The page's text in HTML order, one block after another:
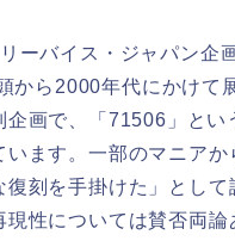
ーバイス・ジャパン企
から2000年代にかけて
企画で、「71506」とい
います。一部のマニアか
復刻を手掛けた」として
性については賛否両論